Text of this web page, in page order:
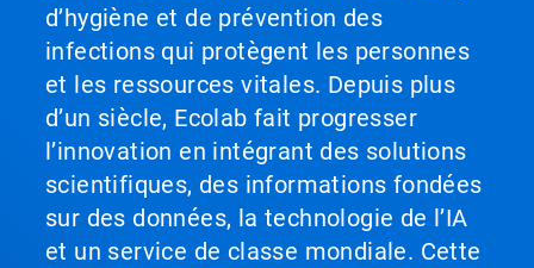
d’hygiène et de prévention des
infections qui protègent les personnes
et les ressources vitales. Depuis plus
d’un siècle, Ecolab fait progresser
l’innovation en intégrant des solutions
scientifiques, des informations fondées
sur des données, la technologie de l’IA
et un service de classe mondiale. Cette